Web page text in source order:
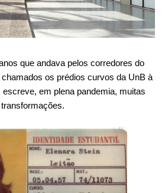
que andava pelos corredores do
os prédios curvos da UnB à
em plena pandemia, muitas
transformações.